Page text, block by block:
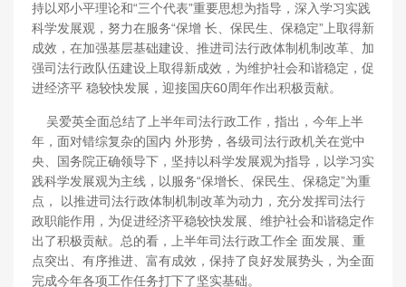
持以邓小平理论和“三个代表”重要思想为指导，深入学习实践
科学发展观，努力在服务“保增 长、保民生、保稳定”上取得新
成效，在加强基层基础建设、推进司法行政体制机制改革、加
强司法行政队伍建设上取得新成效，为维护社会和谐稳定，促
进经济平 稳较快发展，迎接国庆60周年作出积极贡献。
吴爱英全面总结了上半年司法行政工作，指出，今年上半
年，面对错综复杂的国内 外形势，各级司法行政机关在党中
央、国务院正确领导下，坚持以科学发展观为指导，以学习实
践科学发展观为主线，以服务“保增长、保民生、保稳定”为重
点， 以推进司法行政体制机制改革为动力，充分发挥司法行
政职能作用，为促进经济平稳较快发展、维护社会和谐稳定作
出了积极贡献。总的看，上半年司法行政工作全 面发展、重
点突出、有序推进、富有成效，保持了良好发展势头，为全面
完成今年各项工作任务打下了坚实基础。